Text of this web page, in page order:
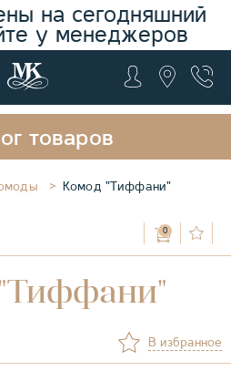
на сегодняшний
у менеджеров
товаров
Комод "Тиффани"
0
В избранное